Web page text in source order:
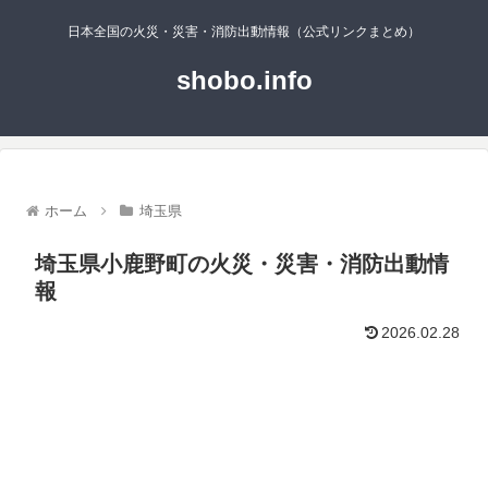
日本全国の火災・災害・消防出動情報（公式リンクまとめ）
shobo.info
ホーム 埼玉県
埼玉県小鹿野町の火災・災害・消防出動情
報
2026.02.28